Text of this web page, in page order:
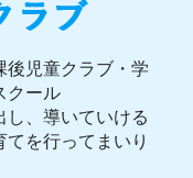
後児童クラブ・学
クール
し、導いていける
を行ってまいり